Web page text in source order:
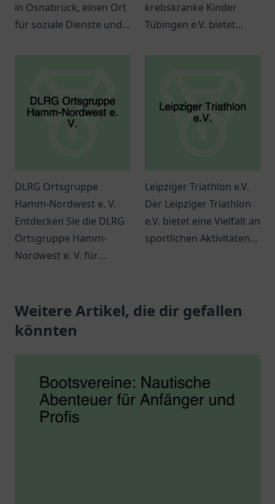
in Osnabrück, einen Ort
für soziale Dienste und
krebskranke Kinder
Tübingen e.V. bietet
DLRG Ortsgruppe
Hamm-Nordwest e. V.
Entdecken Sie die DLRG
Ortsgruppe Hamm-
Nordwest e. V. für
Wassersportaktivitäten.
Informationen zu
Leipziger Triathlon e.V.
Der Leipziger Triathlon
e.V. bietet eine Vielfalt an
sportlichen Aktivitäten
Weitere Artikel, die dir gefallen
könnten